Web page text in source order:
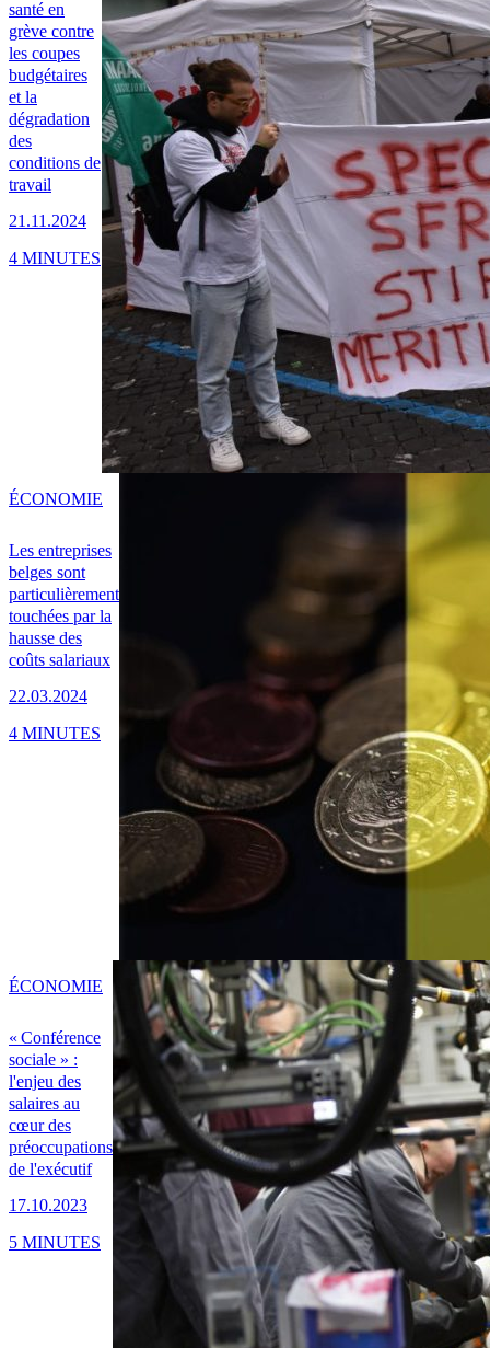
santé en
grève contre
les coupes
budgétaires
et la
dégradation
des
conditions de
travail
21.11.2024
4 MINUTES
Les entreprises
belges sont
particulièrement
touchées par la
hausse des
coûts salariaux
22.03.2024
ÉCONOMIE
4 MINUTES
« Conférence
sociale » :
l'enjeu des
salaires au
cœur des
préoccupations
de l'exécutif
17.10.2023
ÉCONOMIE
5 MINUTES